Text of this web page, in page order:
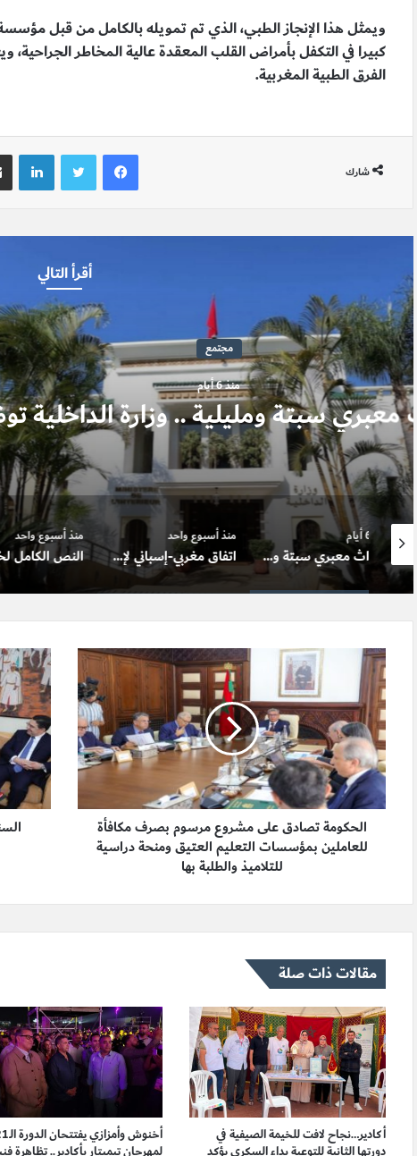
ويمثل هذا الإنجاز الطبي، الذي تم تمويله بالكامل من قبل
كبيرا في التكفل بأمراض القلب المعقدة عالية المخاطر
الفرق الطبية المغربية.
شارك
فيسبوكتويتر
أقرأ التالي
سياسة
منذ أسبوع واحد
اتفاق مغربي-إسباني لإعادة
قانونية
أحداث معبري سبتة ومليلية .. وزارة الداخلية توضح
منذ أسبوع واحد
اتفاق مغربي-إسباني لإعادة المتسللين إلى سبتة.. ولا تسوية قانونية لوضعيتهم
منذ أسبوع واحد
النص الكامل لخطاب صاحب الجلالة الملك محمد السادس بمناسبة عيد العرش المجيد
منذ أسبوع
الحكومة تصادق على مشروع مرسوم بصرف مكافأة
للعاملين بمؤسسات التعليم العتيق ومنحة دراسية
للتلاميذ والطلبة بها
مقالات ذات صلة
أكادير…نجاح لافت للخيمة الصيفية في
دورتها الثانية للتوعية بداء السكري يؤكد
أخنوش
لمهرجان تيميتار بأكادير.. تظاهرة